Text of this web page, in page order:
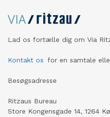
Lad os fortælle dig om Via
Kontakt os for en samtale
Besøgsadresse
Ritzaus Bureau
Store Kongensgade 14, 1264